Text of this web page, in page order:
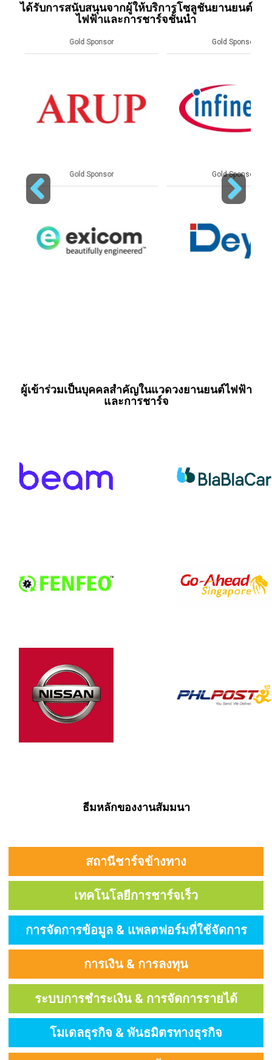
ได้รับการสนับสนุนจากผู้ให้บริการโซลูชันยานยนต์
ไฟฟ้าและการชาร์จชั้นนำ
Gold Sponsor
Gold Sponsor
Gold Sponsor
Gold Sponsor
ผู้เข้าร่วมเป็นบุคคลสำคัญในแวดวงยานยนต์ไฟฟ้า
และการชาร์จ
ธีมหลักของงานสัมมนา
สถานีชาร์จข้างทาง
เทคโนโลยีการชาร์จเร็ว
การจัดการข้อมูล & แพลตฟอร์มที่ใช้จัดการ
การเงิน & การลงทุน
ระบบการชำระเงิน & การจัดการรายได้
โมเดลธุรกิจ & พันธมิตรทางธุรกิจ